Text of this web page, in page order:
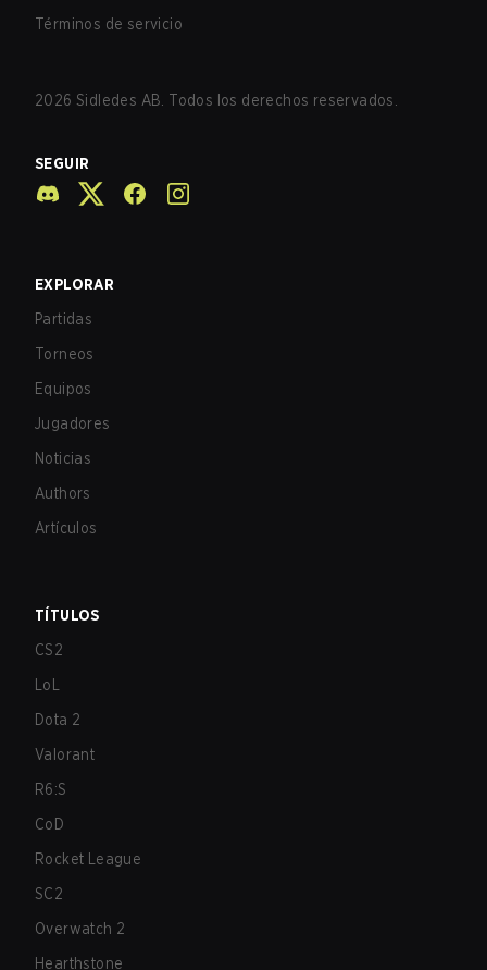
Términos de servicio
2026 Sidledes AB. Todos los derechos reservados.
SEGUIR
EXPLORAR
Partidas
Torneos
Equipos
Jugadores
Noticias
Authors
Artículos
TÍTULOS
CS2
LoL
Dota 2
Valorant
R6:S
CoD
Rocket League
SC2
Overwatch 2
Hearthstone